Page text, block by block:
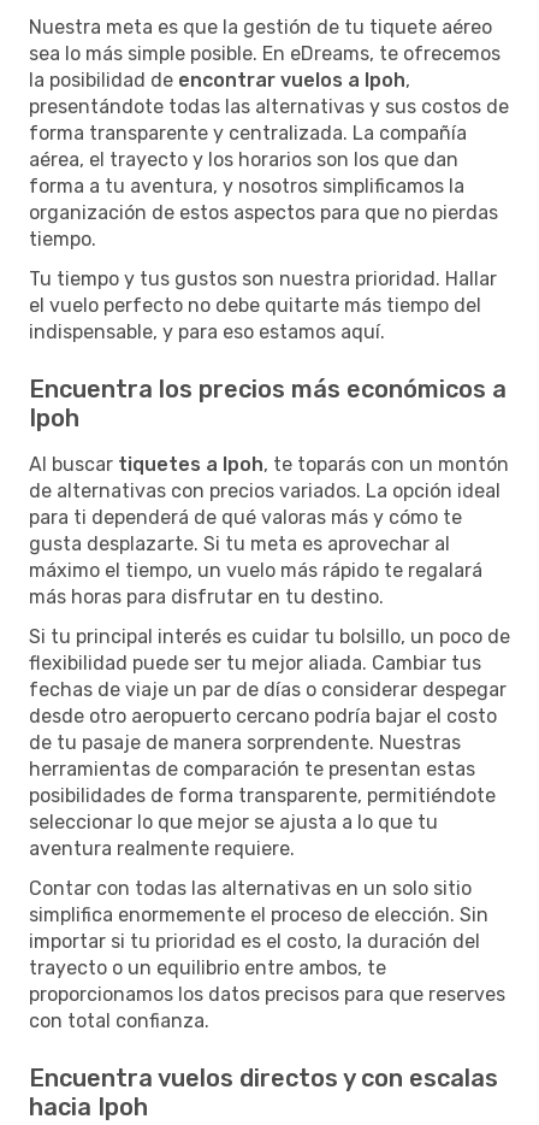
Nuestra meta es que la gestión de tu tiquete aéreo
sea lo más simple posible. En eDreams, te ofrecemos
la posibilidad de encontrar vuelos a Ipoh,
presentándote todas las alternativas y sus costos de
forma transparente y centralizada. La compañía
aérea, el trayecto y los horarios son los que dan
forma a tu aventura, y nosotros simplificamos la
organización de estos aspectos para que no pierdas
tiempo.
Tu tiempo y tus gustos son nuestra prioridad. Hallar
el vuelo perfecto no debe quitarte más tiempo del
indispensable, y para eso estamos aquí.
Encuentra los precios más económicos a
Ipoh
Al buscar tiquetes a Ipoh, te toparás con un montón
de alternativas con precios variados. La opción ideal
para ti dependerá de qué valoras más y cómo te
gusta desplazarte. Si tu meta es aprovechar al
máximo el tiempo, un vuelo más rápido te regalará
más horas para disfrutar en tu destino.
Si tu principal interés es cuidar tu bolsillo, un poco de
flexibilidad puede ser tu mejor aliada. Cambiar tus
fechas de viaje un par de días o considerar despegar
desde otro aeropuerto cercano podría bajar el costo
de tu pasaje de manera sorprendente. Nuestras
herramientas de comparación te presentan estas
posibilidades de forma transparente, permitiéndote
seleccionar lo que mejor se ajusta a lo que tu
aventura realmente requiere.
Contar con todas las alternativas en un solo sitio
simplifica enormemente el proceso de elección. Sin
importar si tu prioridad es el costo, la duración del
trayecto o un equilibrio entre ambos, te
proporcionamos los datos precisos para que reserves
con total confianza.
Encuentra vuelos directos y con escalas
hacia Ipoh